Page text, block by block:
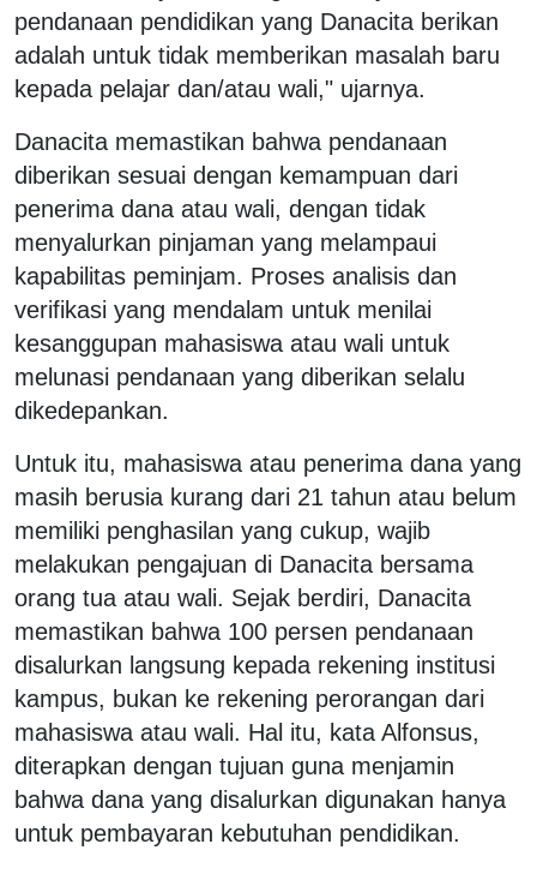
pendanaan pendidikan yang Danacita berikan
adalah untuk tidak memberikan masalah baru
kepada pelajar dan/atau wali," ujarnya.
Danacita memastikan bahwa pendanaan
diberikan sesuai dengan kemampuan dari
penerima dana atau wali, dengan tidak
menyalurkan pinjaman yang melampaui
kapabilitas peminjam. Proses analisis dan
verifikasi yang mendalam untuk menilai
kesanggupan mahasiswa atau wali untuk
melunasi pendanaan yang diberikan selalu
dikedepankan.
Untuk itu, mahasiswa atau penerima dana yang
masih berusia kurang dari 21 tahun atau belum
memiliki penghasilan yang cukup, wajib
melakukan pengajuan di Danacita bersama
orang tua atau wali. Sejak berdiri, Danacita
memastikan bahwa 100 persen pendanaan
disalurkan langsung kepada rekening institusi
kampus, bukan ke rekening perorangan dari
mahasiswa atau wali. Hal itu, kata Alfonsus,
diterapkan dengan tujuan guna menjamin
bahwa dana yang disalurkan digunakan hanya
untuk pembayaran kebutuhan pendidikan.